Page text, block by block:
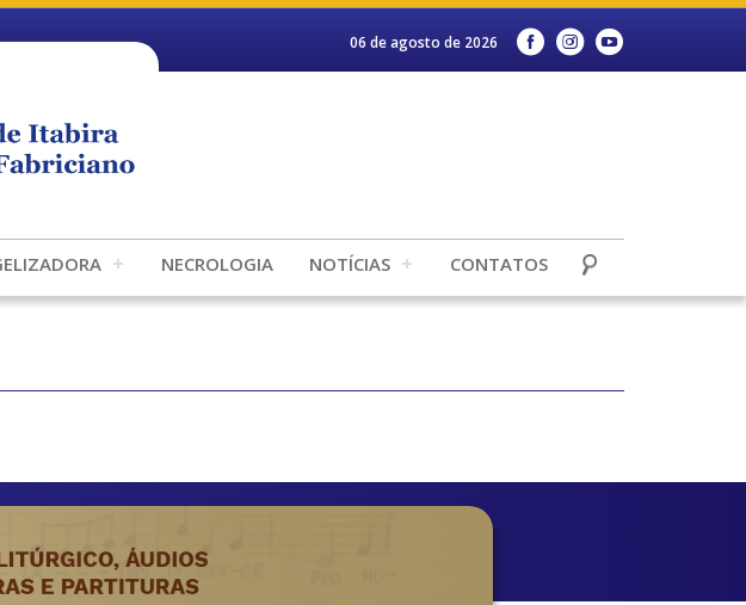
06 de agosto de 2026
NECROLOGIA NOTÍCIAS CONTATOS